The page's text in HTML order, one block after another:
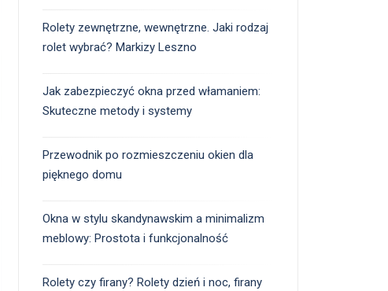
Rolety zewnętrzne, wewnętrzne. Jaki rodzaj
rolet wybrać? Markizy Leszno
Jak zabezpieczyć okna przed włamaniem:
Skuteczne metody i systemy
Przewodnik po rozmieszczeniu okien dla
pięknego domu
Okna w stylu skandynawskim a minimalizm
meblowy: Prostota i funkcjonalność
Rolety czy firany? Rolety dzień i noc, firany